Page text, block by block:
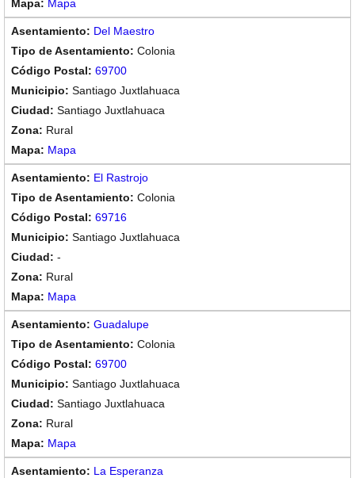
Mapa
Del Maestro
Colonia
69700
Santiago Juxtlahuaca
Santiago Juxtlahuaca
Rural
Mapa
El Rastrojo
Colonia
69716
Santiago Juxtlahuaca
-
Rural
Mapa
Guadalupe
Colonia
69700
Santiago Juxtlahuaca
Santiago Juxtlahuaca
Rural
Mapa
La Esperanza